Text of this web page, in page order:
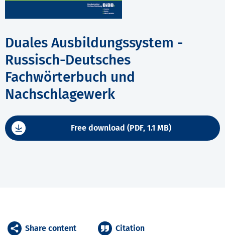
Duales Ausbildungssystem -
Russisch-Deutsches
Fachwörterbuch und
Nachschlagewerk
Free download (PDF, 1.1 MB)
Share content Citation